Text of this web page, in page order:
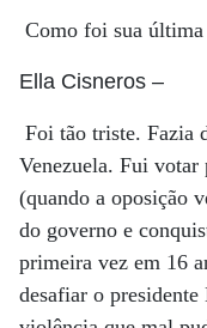
Como foi sua última
Ella Cisneros –
Foi tão triste. Fazia
Venezuela. Fui votar
(quando a oposição
do governo e
primeira vez em 16
desafiar o